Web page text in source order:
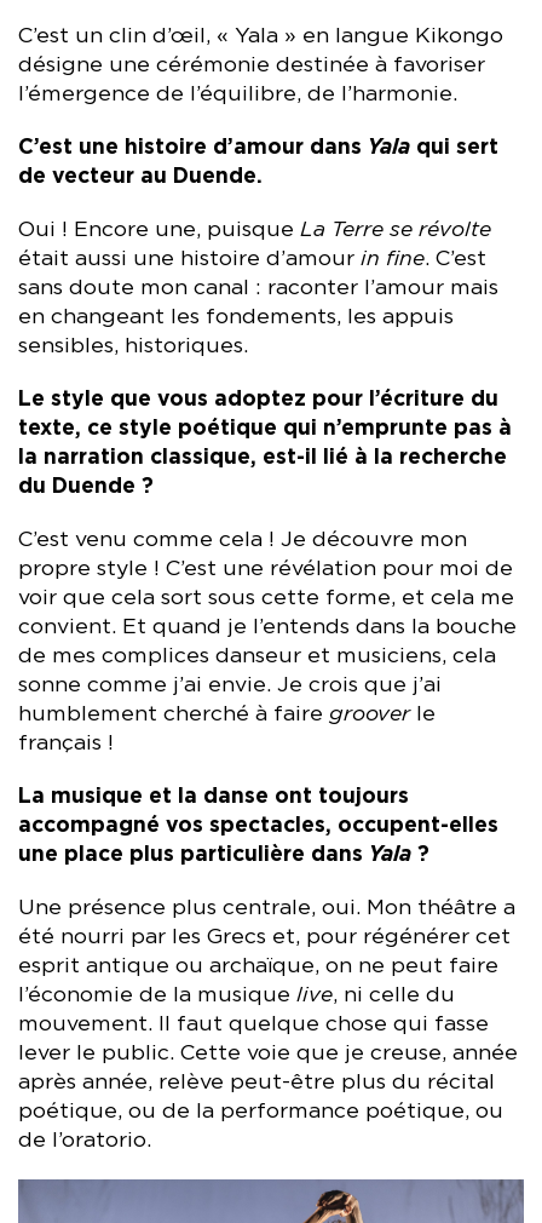
C’est un clin d’œil, « Yala » en langue Kikongo
désigne une cérémonie destinée à favoriser
l’émergence de l’équilibre, de l’harmonie.
C’est une histoire d’amour dans Yala qui sert
de vecteur au Duende.
Oui ! Encore une, puisque La Terre se révolte
était aussi une histoire d’amour in fine. C’est
sans doute mon canal : raconter l’amour mais
en changeant les fondements, les appuis
sensibles, historiques.
Le style que vous adoptez pour l’écriture du
texte, ce style poétique qui n’emprunte pas à
la narration classique, est-il lié à la recherche
du Duende ?
C’est venu comme cela ! Je découvre mon
propre style ! C’est une révélation pour moi de
voir que cela sort sous cette forme, et cela me
convient. Et quand je l’entends dans la bouche
de mes complices danseur et musiciens, cela
sonne comme j’ai envie. Je crois que j’ai
humblement cherché à faire grooverle
français !
La musique et la danse ont toujours
accompagné vos spectacles, occupent-elles
une place plus particulière dans Yala ?
Une présence plus centrale, oui. Mon théâtre a
été nourri par les Grecs et, pour régénérer cet
esprit antique ou archaïque, on ne peut faire
l’économie de la musique live, ni celle du
mouvement. Il faut quelque chose qui fasse
lever le public. Cette voie que je creuse, année
après année, relève peut-être plus du récital
poétique, ou de la performance poétique, ou
de l’oratorio.